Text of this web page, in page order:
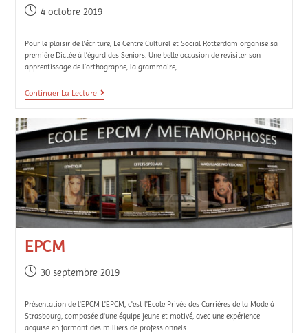
4 octobre 2019
Pour le plaisir de l’écriture, Le Centre Culturel et Social Rotterdam organise sa
première Dictée à l’égard des Seniors. Une belle occasion de revisiter son
apprentissage de l’orthographe, la grammaire,…
Continuer La Lecture
EPCM
30 septembre 2019
Présentation de l'EPCM L'EPCM, c'est l'Ecole Privée des Carrières de la Mode à
Strasbourg, composée d'une équipe jeune et motivé, avec une expérience
acquise en formant des milliers de professionnels…